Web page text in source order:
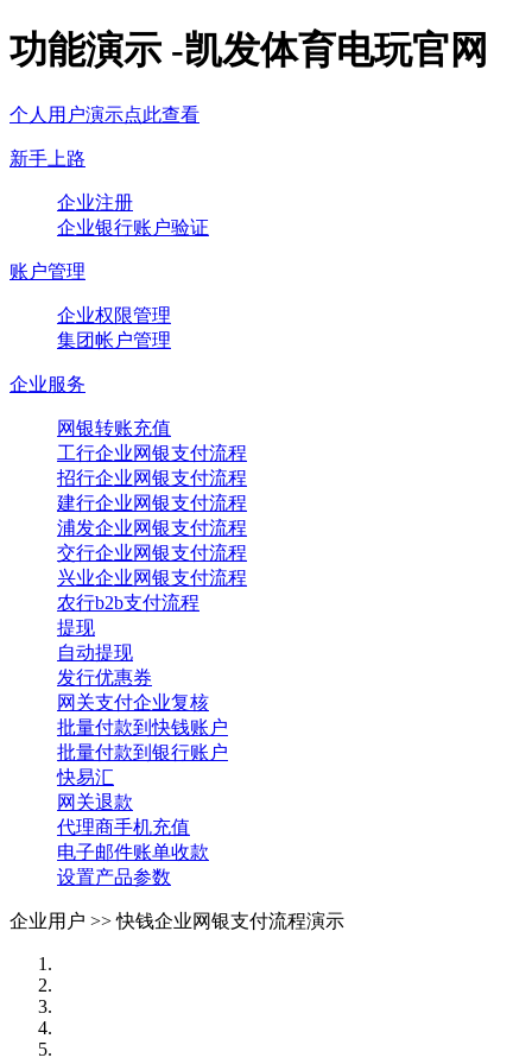
功能演示 -凯发体育电玩官网
个人用户演示点此查看
新手上路
企业注册
企业银行账户验证
账户管理
企业权限管理
集团帐户管理
企业服务
网银转账充值
工行企业网银支付流程
招行企业网银支付流程
建行企业网银支付流程
浦发企业网银支付流程
交行企业网银支付流程
兴业企业网银支付流程
农行b2b支付流程
提现
自动提现
发行优惠券
网关支付企业复核
批量付款到快钱账户
批量付款到银行账户
快易汇
网关退款
代理商手机充值
电子邮件账单收款
设置产品参数
企业用户 >>快钱企业网银支付流程演示